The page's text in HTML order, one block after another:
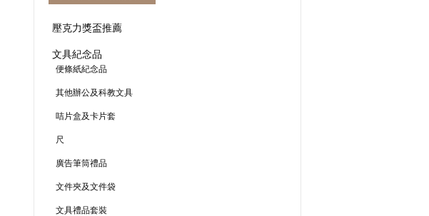
壓克力獎盃推薦
文具紀念品
便條紙紀念品
其他辦公及科教文具
咭片盒及卡片套
尺
廣告筆筒禮品
文件夾及文件袋
文具禮品套裝